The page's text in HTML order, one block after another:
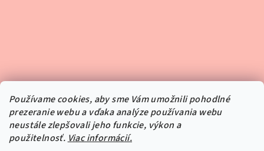
Používame cookies, aby sme Vám umožnili pohodlné
prezeranie webu a vďaka analýze používania webu
neustále zlepšovali jeho funkcie, výkon a
použitelnosť. Viac informácií.